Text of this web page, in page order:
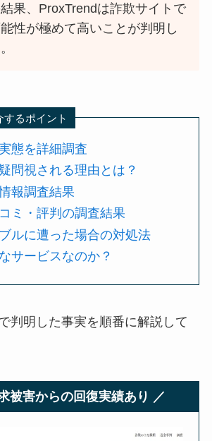
果、ProxTrendは詐欺サイトで
性が極めて高いことが判明し
るポイント
態を詳細調査
問視される理由とは？
報調査結果
ミ・評判の調査結果
ルに遭った場合の対処法
サービスなのか？
判明した事実を順番に解説して
被害からの回復実績あり ／